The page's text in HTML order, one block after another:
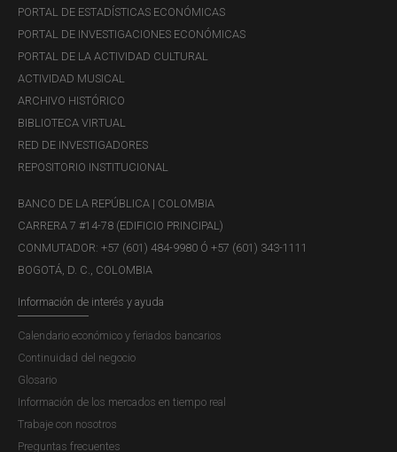
PORTAL DE ESTADÍSTICAS ECONÓMICAS
PORTAL DE INVESTIGACIONES ECONÓMICAS
PORTAL DE LA ACTIVIDAD CULTURAL
ACTIVIDAD MUSICAL
ARCHIVO HISTÓRICO
BIBLIOTECA VIRTUAL
RED DE INVESTIGADORES
REPOSITORIO INSTITUCIONAL
BANCO DE LA REPÚBLICA | COLOMBIA
CARRERA 7 #14-78 (EDIFICIO PRINCIPAL)
CONMUTADOR: +57 (601) 484-9980 Ó +57 (601) 343-1111
BOGOTÁ, D. C., COLOMBIA
Información de interés y ayuda
Calendario económico y feriados bancarios
Continuidad del negocio
Glosario
Información de los mercados en tiempo real
Trabaje con nosotros
Preguntas frecuentes